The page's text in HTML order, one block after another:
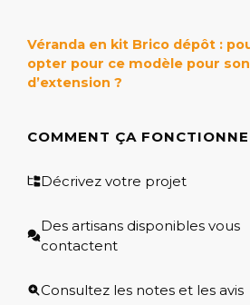
Véranda en kit Brico dépôt :
opter pour ce modèle pour
d’extension ?
COMMENT ÇA FONCTIONNE
Décrivez votre projet
Des artisans disponibles vous
contactent
Consultez les notes et les avis